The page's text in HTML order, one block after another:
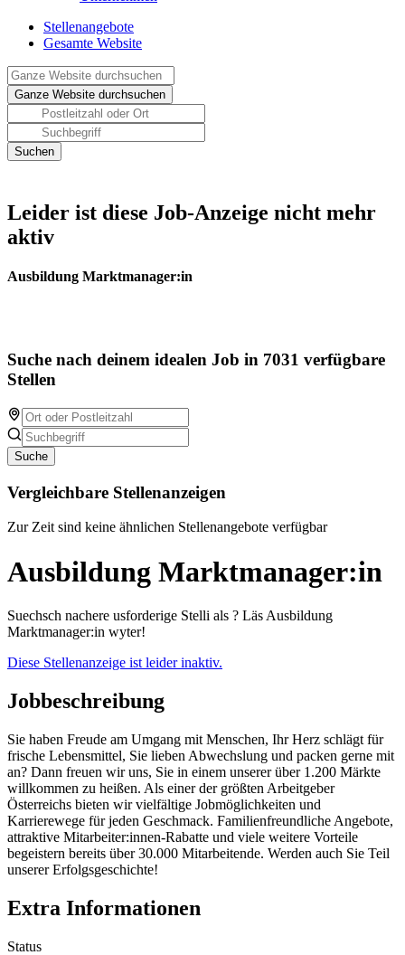
Stellenangebote
Gesamte Website
Leider ist diese Job-Anzeige nicht mehr
aktiv
Ausbildung Marktmanager:in
Suche nach deinem idealen Job in 7031 verfügbare
Stellen
Suche
Vergleichbare Stellenanzeigen
Zur Zeit sind keine ähnlichen Stellenangebote verfügbar
Ausbildung Marktmanager:in
Suechsch nachere usforderige Stelli als ? Läs Ausbildung
Marktmanager:in wyter!
Diese Stellenanzeige ist leider inaktiv.
Jobbeschreibung
Sie haben Freude am Umgang mit Menschen, Ihr Herz schlägt für
frische Lebensmittel, Sie lieben Abwechslung und packen gerne mit
an? Dann freuen wir uns, Sie in einem unserer über 1.200 Märkte
willkommen zu heißen. Als einer der größten Arbeitgeber
Österreichs bieten wir vielfältige Jobmöglichkeiten und
Karrierewege für jeden Geschmack. Familienfreundliche Angebote,
attraktive Mitarbeiter:innen-Rabatte und viele weitere Vorteile
begeistern bereits über 30.000 Mitarbeitende. Werden auch Sie Teil
unserer Erfolgsgeschichte!
Extra Informationen
Status